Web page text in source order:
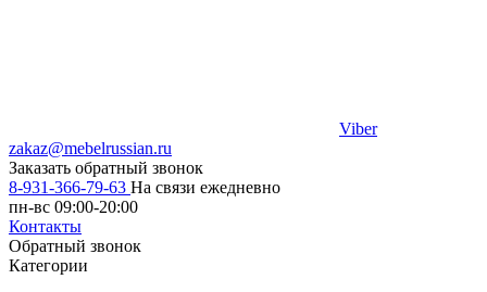
Viber
zakaz@mebelrussian.ru
Заказать обратный звонок
8-931-366-79-63 На связи ежедневно
пн-вс 09:00-20:00
Контакты
Обратный звонок
Категории